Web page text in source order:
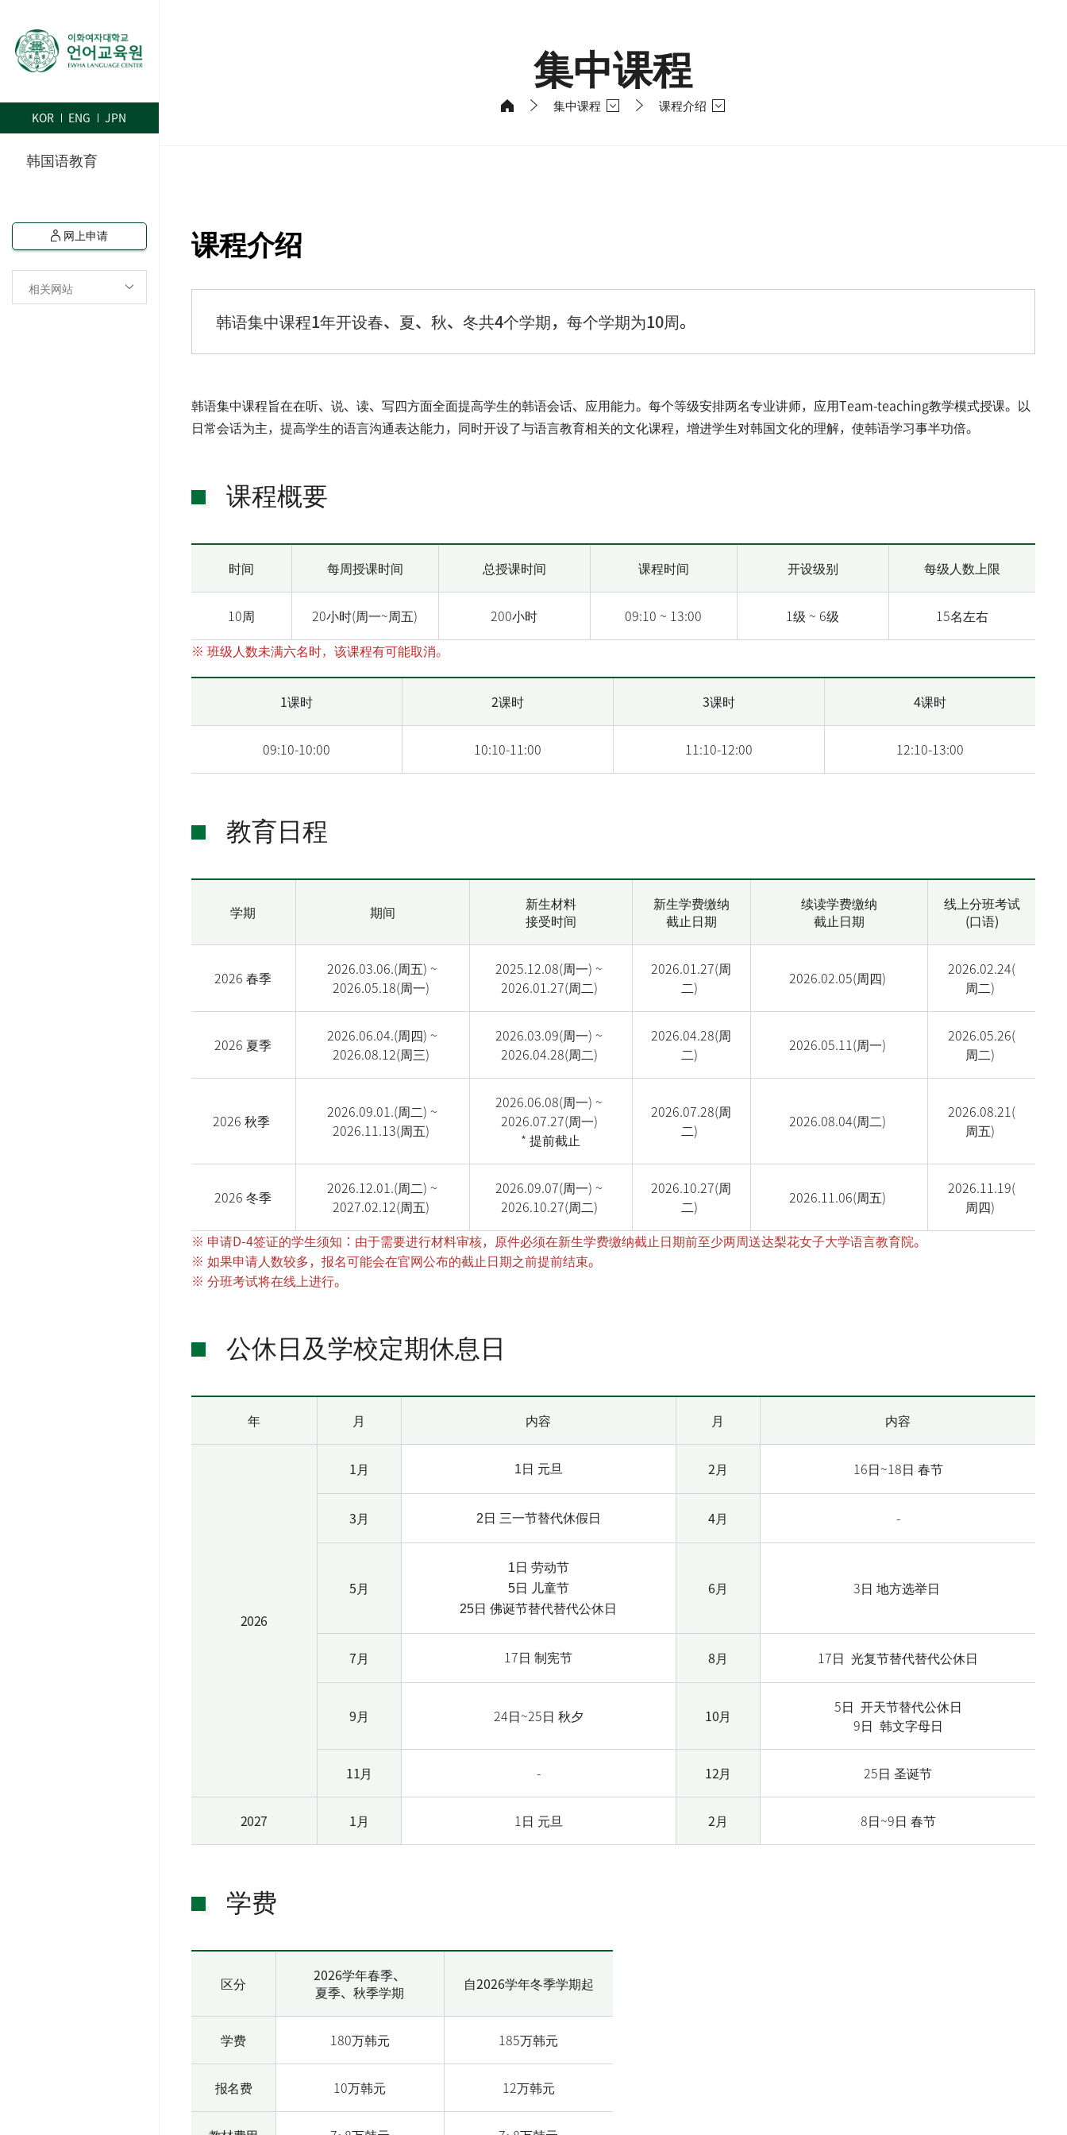
KOR ENG JPN
韩国语教育
网上申请
相关网站
集中课程
集中课程 课程介绍
课程介绍
韩语集中课程1年开设春、夏、秋、冬共4个学期，每个学期为10周。
韩语集中课程旨在在听、说、读、写四方面全面提高学生的韩语会话、应用能力。每个等级安排两名专业讲师，应用Team-teaching教学模式授课。以
日常会话为主，提高学生的语言沟通表达能力，同时开设了与语言教育相关的文化课程，增进学生对韩国文化的理解，使韩语学习事半功倍。
课程概要
时间 每周授课时间 总授课时间 课程时间 开设级别 每级人数上限
10周 20小时(周一~周五) 200小时 09:10 ~ 13:00 1级 ~ 6级
15名左右
班级人数未满六名时，该课程有可能取消。
1课时 2课时 3课时 4课时
09:10-10:00 10:10-11:00 11:10-12:00 12:10-13:00
教育日程
学期 期间
新生材料
接受时间
新生学费缴纳
截止日期
续读学费缴纳
截止日期
线上分班考试
(口语)
2026 春季
2026.03.06.(周五) ~
2026.05.18(周一)
2025.12.08(周一) ~
2026.01.27(周二)
2026.01.27(周
二) 2026.02.05(周四)
2026.02.24(
周二)
2026 夏季 2026.06.04.(周四) ~
2026.08.12(周三)
2026.03.09(周一) ~
2026.04.28(周二)
2026.04.28(周
二) 2026.05.11(周一)
2026.05.26(
周二)
2026 秋季 2026.09.01.(周二) ~
2026.11.13(周五)
2026.06.08(周一) ~
2026.07.27(周一)
* 提前截止
2026.07.28(周
二) 2026.08.04(周二)
2026.08.21(
周五)
2026 冬季 2026.12.01.(周二) ~
2027.02.12(周五)
2026.09.07(周一) ~
2026.10.27(周二)
2026.10.27(周
二) 2026.11.06(周五)
2026.11.19(
周四)
※ 申请D-4签证的学生须知：由于需要进行材料审核，原件必须在新生学费缴纳截止日期前至少两周送达梨花女子大学语言教育院。
※ 如果申请人数较多，报名可能会在官网公布的截止日期之前提前结束。
※ 分班考试将在线上进行。
公休日及学校定期休息日
年 月 内容 月 内容
2026
1月 1日 元旦 2月 16日~18日 春节
3月 2日 三一节替代休假日 4月 -
5月
1日 劳动节
5日
儿童节
25日 佛诞节替代替代公休日
6月 3日 地方选举日
7月 17 日 制宪节 8月 17日 光复节替代替代公休日
9月 24日~25日 秋夕 10月
5日 开天节替代公休日
9日 韩文字母日
11月 - 12月 25日 圣诞节
2027 1月 1日 元旦 2月 8日~9日 春节
学费
区分
2026学年春季、
夏季、秋季学期
自2026学年冬季学期起
学费 180万韩元 185万韩元
报名费 10万韩元 12万韩元